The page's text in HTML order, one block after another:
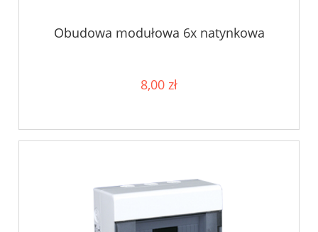
Obudowa modułowa 6x natynkowa
8,00 zł